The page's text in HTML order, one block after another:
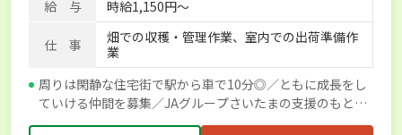
給 与
時給1,150円～
仕 事
畑での収穫・管理作業、室内での出荷準備作
業
周りは閑静な住宅街で駅から車で10分◎／ともに成長をし
ていける仲間を募集／JAグループさいたまの支援のもと掲
載しています